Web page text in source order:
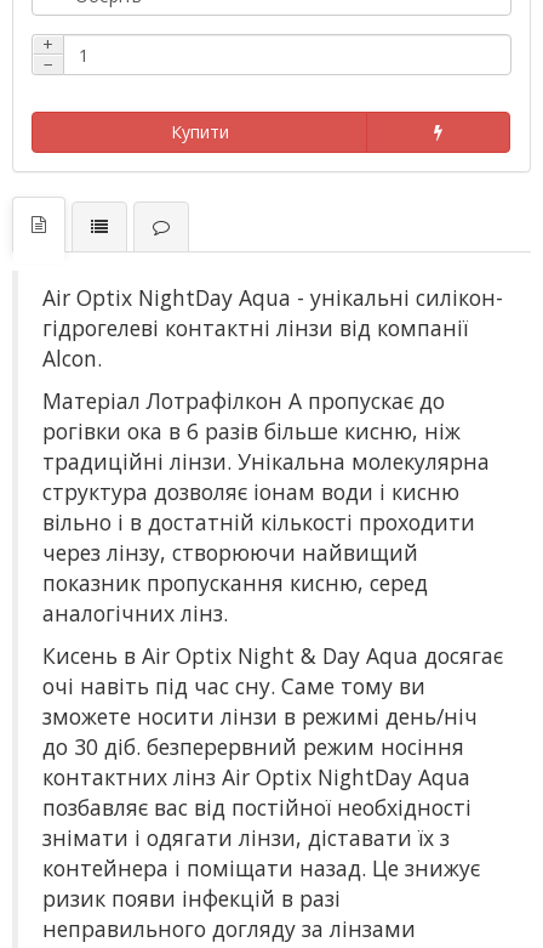
+
−
Купити
Air Optix NightDay Aqua - унікальні силікон-
гідрогелеві контактні лінзи від компанії
Alcon.
Матеріал Лотрафілкон А пропускає до
рогівки ока в 6 разів більше кисню, ніж
традиційні лінзи. Унікальна молекулярна
структура дозволяє іонам води і кисню
вільно і в достатній кількості проходити
через лінзу, створюючи найвищий
показник пропускання кисню, серед
аналогічних лінз.
Кисень в Air Optix Night & Day Aqua досягає
очі навіть під час сну. Саме тому ви
зможете носити лінзи в режимі день/ніч
до 30 діб. безперервний режим носіння
контактних лінз Air Optix NightDay Aqua
позбавляє вас від постійної необхідності
знімати і одягати лінзи, діставати їх з
контейнера і поміщати назад. Це знижує
ризик появи інфекцій в разі
неправильного догляду за лінзами